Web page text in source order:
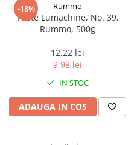
-18% Rummo
Paste Lumachine, No. 39,
Rummo, 500g
12,22 lei
9,98 lei
IN STOC
ADAUGA IN COS